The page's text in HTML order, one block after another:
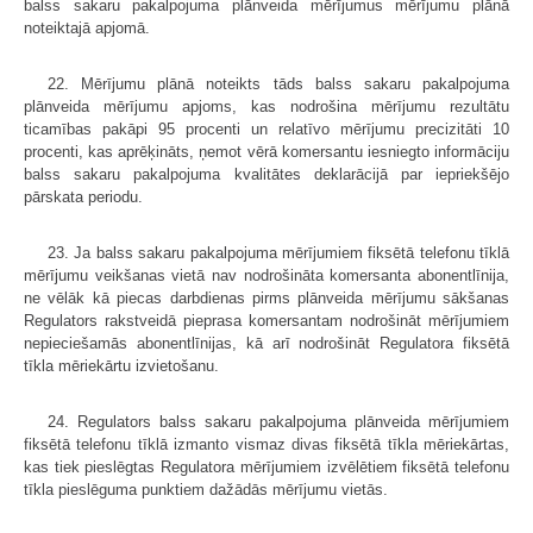
balss sakaru pakalpojuma plānveida mērījumus mērījumu plānā
noteiktajā apjomā.
22. Mērījumu plānā noteikts tāds balss sakaru pakalpojuma
plānveida mērījumu apjoms, kas nodrošina mērījumu rezultātu
ticamības pakāpi 95 procenti un relatīvo mērījumu precizitāti 10
procenti, kas aprēķināts, ņemot vērā komersantu iesniegto informāciju
balss sakaru pakalpojuma kvalitātes deklarācijā par iepriekšējo
pārskata periodu.
23. Ja balss sakaru pakalpojuma mērījumiem fiksētā telefonu tīklā
mērījumu veikšanas vietā nav nodrošināta komersanta abonentlīnija,
ne vēlāk kā piecas darbdienas pirms plānveida mērījumu sākšanas
Regulators rakstveidā pieprasa komersantam nodrošināt mērījumiem
nepieciešamās abonentlīnijas, kā arī nodrošināt Regulatora fiksētā
tīkla mēriekārtu izvietošanu.
24. Regulators balss sakaru pakalpojuma plānveida mērījumiem
fiksētā telefonu tīklā izmanto vismaz divas fiksētā tīkla mēriekārtas,
kas tiek pieslēgtas Regulatora mērījumiem izvēlētiem fiksētā telefonu
tīkla pieslēguma punktiem dažādās mērījumu vietās.